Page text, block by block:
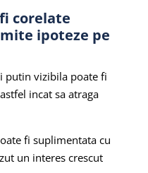
corelate
ipoteze pe
putin vizibila poate fi
incat sa atraga
fi suplimentata cu
un interes crescut